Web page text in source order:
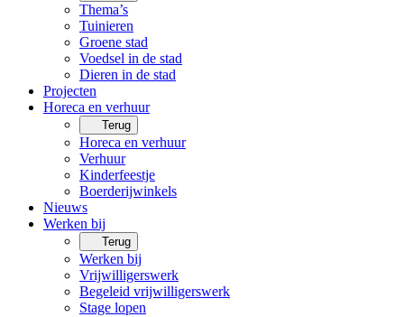
Thema’s
Tuinieren
Groene stad
Voedsel in de stad
Dieren in de stad
Projecten
Horeca en verhuur
Terug
Horeca en verhuur
Verhuur
Kinderfeestje
Boerderijwinkels
Nieuws
Werken bij
Terug
Werken bij
Vrijwilligerswerk
Begeleid vrijwilligerswerk
Stage lopen